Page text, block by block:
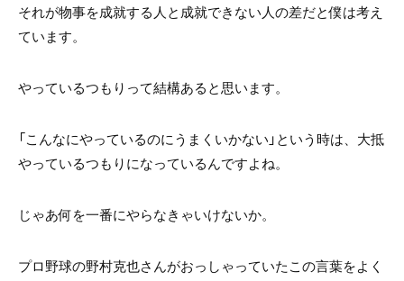
それが物事を成就する人と成就できない人の差だと僕は考え
ています。
やっているつもりって結構あると思います。
「こんなにやっているのにうまくいかない」という時は、大抵
やっているつもりになっているんですよね。
じゃあ何を一番にやらなきゃいけないか。
プロ野球の野村克也さんがおっしゃっていたこの言葉をよく